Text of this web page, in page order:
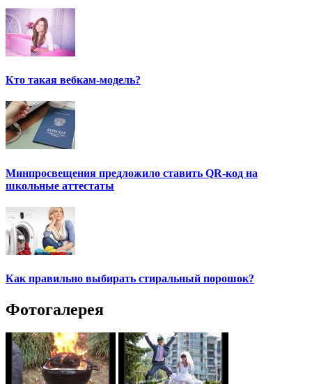
Кто такая вебкам-модель?
Минпросвещения предложило ставить QR-код на
школьные аттестаты
Как правильно выбирать стиральный порошок?
Фотогалерея